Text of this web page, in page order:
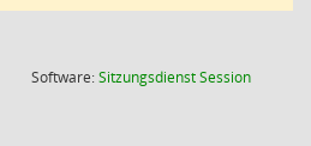
Software:SitzungsdienstSession(Wird in